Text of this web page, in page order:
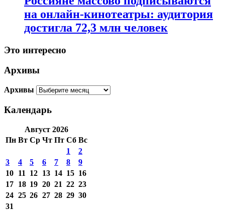
на онлайн-кинотеатры: аудитория
достигла 72,3 млн человек
Это интересно
Архивы
Архивы
Календарь
Август 2026
Пн Вт Ср Чт Пт Сб Вс
1
2
3
4 5 6 7 8
9
10 11 12 13 14 15 16
17 18 19 20 21 22 23
24 25 26 27 28 29 30
31